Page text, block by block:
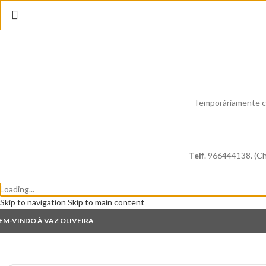
Temporáriamente
Telf. 966444138.
Loading...
Skip to navigation Skip to main content
VINDO À VAZ OLIVEIRA